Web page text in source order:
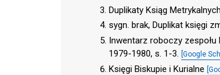
Duplikaty Ksiąg Metrykalnych
sygn. brak, Duplikat księgi
Inwentarz roboczy
1979-1980, s. 1-3. [Google
Księgi Biskupie i Kurialne